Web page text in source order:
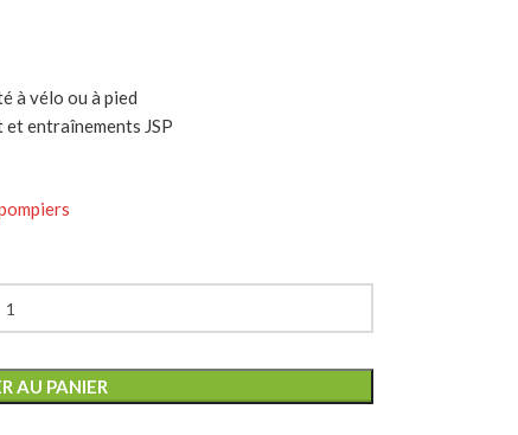
à vélo ou à pied
et entraînements JSP
AU PANIER